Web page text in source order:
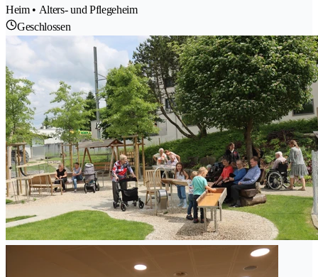
Heim • Alters- und Pflegeheim
Geschlossen